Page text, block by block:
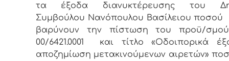
τα έξοδα διανυκτέρευσης του
Συμβούλου Νανόπουλου Βασίλειου ποσού
βαρύνουν την πίστωση του προϋ/
00/6421.0001 και τίτλο «Οδοιπορικά
αποζημίωση μετακινούμενων αιρετών»